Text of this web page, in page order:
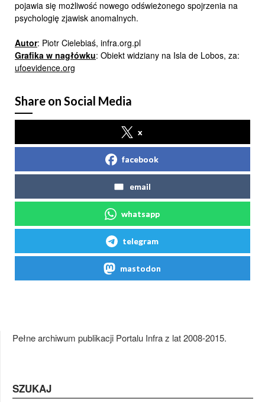
pojawia się możliwość nowego odświeżonego spojrzenia na
psychologię zjawisk anomalnych.
Autor: Piotr Cielebiaś, infra.org.pl
Grafika w nagłówku: Obiekt widziany na Isla de Lobos, za:
ufoevidence.org
Share on Social Media
x
facebook
email
whatsapp
telegram
mastodon
Pełne archiwum publikacji Portalu Infra z lat 2008-2015.
SZUKAJ